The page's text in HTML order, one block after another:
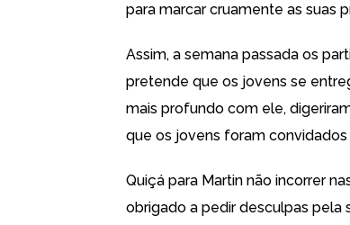
para marcar cruamente as suas
Assim, a semana passada os
pretende que os jovens se
mais profundo com ele,
que os jovens foram convidados
Quiçá para Martin não incorrer
obrigado a pedir desculpas pela